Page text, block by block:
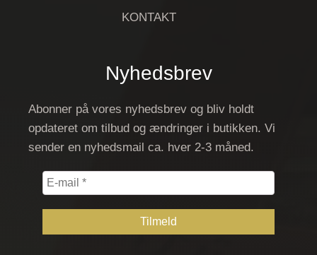
KONTAKT
Nyhedsbrev
Abonner på vores nyhedsbrev og bliv holdt
opdateret om tilbud og ændringer i butikken. Vi
sender en nyhedsmail ca. hver 2-3 måned.
E-
mail